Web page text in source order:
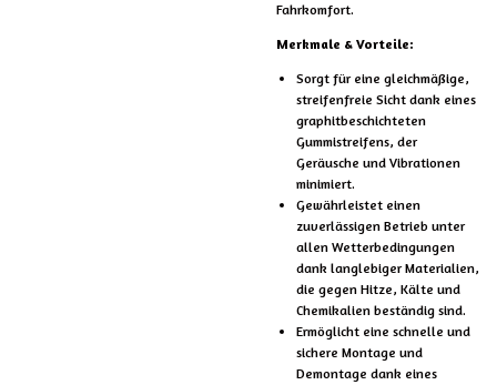
Fahrkomfort.
Merkmale & Vorteile:
Sorgt für eine gleichmäßige,
streifenfreie Sicht dank eines
graphitbeschichteten
Gummistreifens, der
Geräusche und Vibrationen
minimiert.
Gewährleistet einen
zuverlässigen Betrieb unter
allen Wetterbedingungen
dank langlebiger Materialien,
die gegen Hitze, Kälte und
Chemikalien beständig sind.
Ermöglicht eine schnelle und
sichere Montage und
Demontage dank eines